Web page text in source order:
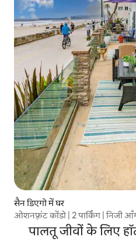
सैन डिएगो में घर
ओशनफ़्रंट कोंडो | 2 पार्किंग | निजी
पालतू जीवों के लिए